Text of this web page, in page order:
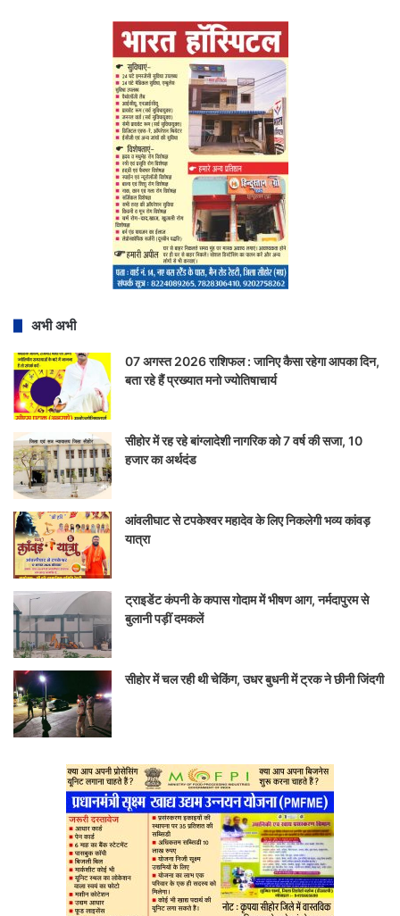
अभी अभी
07 अगस्त 2026 राशिफल : जानिए कैसा रहेगा आपका दिन,
बता रहे हैं प्रख्यात मनो ज्योतिषाचार्य
सीहोर में रह रहे बांग्लादेशी नागरिक को 7 वर्ष की सजा, 10
हजार का अर्थदंड
आंवलीघाट से टपकेश्वर महादेव के लिए निकलेगी भव्य कांवड़
यात्रा
ट्राइडेंट कंपनी के कपास गोदाम में भीषण आग, नर्मदापुरम से
बुलानी पड़ीं दमकलें
सीहोर में चल रही थी चेकिंग, उधर बुधनी में ट्रक ने छीनी जिंदगी